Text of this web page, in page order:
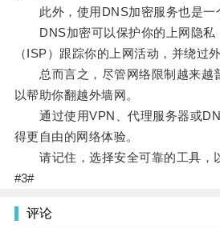
此外，使用DNS加密服务也是一
DNS加密可以保护你的上网隐私
（ISP）跟踪你的上网活动，并绕过外
总而言之，尽管网络限制越来越
以帮助你翻越外墙网。
通过使用VPN、代理服务器或
得更自由的网络体验。
请记住，选择安全可靠的工具，以
#3#
评论